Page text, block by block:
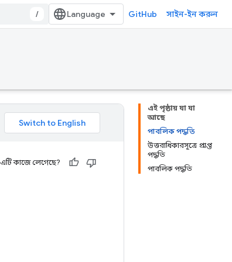
/ GitHub সাইন-ইন করুন
এই পৃষ্ঠায় যা যা
আছে
পাবলিক পদ্ধতি
উত্তরাধিকারসূত্রে প্রাপ্ত
পদ্ধতি
পাবলিক পদ্ধতি
এটি কাজে লেগেছে?